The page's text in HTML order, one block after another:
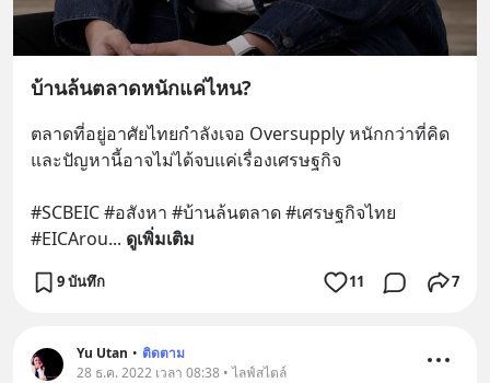
บ้านล้นตลาดหนักแค่ไหน?
ตลาดที่อยู่อาศัยไทยกำลังเจอ Oversupply หนักกว่าที่คิด
และปัญหานี้อาจไม่ได้จบแค่เรื่องเศรษฐกิจ
#SCBEIC #อสังหา #บ้านล้นตลาด #เศรษฐกิจไทย
#EICArou... ดูเพิ่มเติม
9 บันทึก 11 7
Yu Utan • ติดตาม
28 ธ.ค. 2022 เวลา 08:38 • ไลฟ์สไตล์